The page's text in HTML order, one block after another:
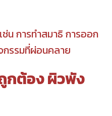
น การทำสมาธิ การออก
กรรมที่ผ่อนคลาย
กต้อง ผิวพัง